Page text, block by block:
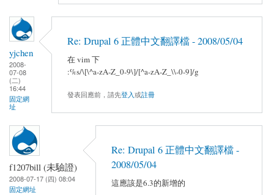
yjchen
2008-
07-08
(二)
16:44
固定網
址
Re: Drupal 6 正體中文翻譯檔 - 2008/05/04
在 vim 下
:%s/\[\^a-zA-Z_0-9\]/[^a-zA-Z_\\-0-9]/g
發表回應前，請先登入或註冊
f1207bill (未驗證)
2008-07-17 (四) 08:04
固定網址
Re: Drupal 6 正體中文翻譯檔 -
2008/05/04
這應該是6.3的新增的